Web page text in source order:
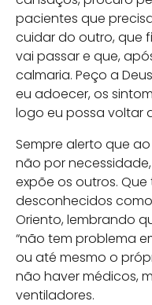
pacientes que
cuidar do outro, que
vai passar e que,
calmaria. Peço a
eu adoecer, os
logo eu possa voltar
Sempre alerto que
não por
expõe os outros.
desconhecidos
Oriento, lembrando
“não tem problema
ou até mesmo o
não haver médicos,
ventiladores.